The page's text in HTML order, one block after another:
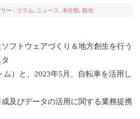
ー : コラム ニュース ,未分類 ,観光
フトウェアづくり＆地方創生を行う
ム）と、2023年5月、自転車を活用し
及びデータの活用に関する業務提携